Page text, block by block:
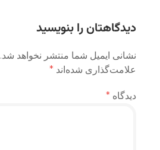
دیدگاهتان را بنویسید
نشانی ایمیل شما منتشر نخواهد شد.
علامت‌گذاری شده‌اند *
دیدگاه *